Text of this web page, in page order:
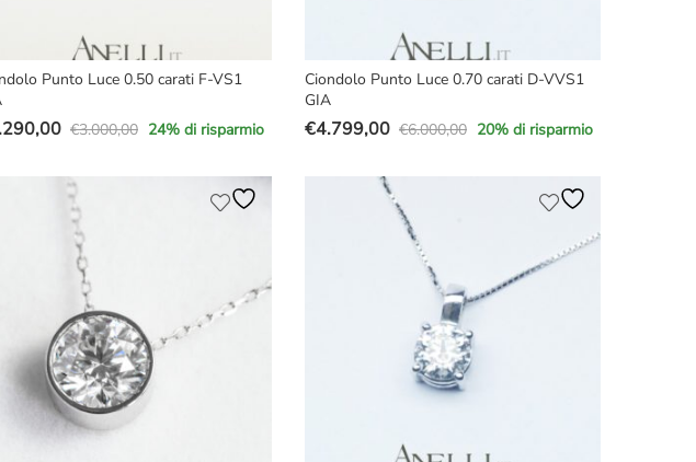
Punto Luce 0.50 carati F-VS1
€3.000,00 24% di risparmio
Ciondolo Punto Luce 0.70 carati D-VVS1
GIA
€6.000,00
Il
€4.799,00
Il
20% di risparmio